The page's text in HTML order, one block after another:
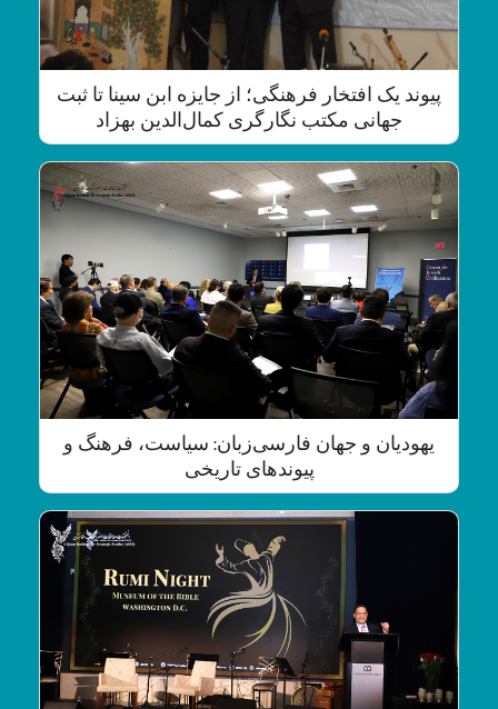
پیوند یک افتخار فرهنگی؛ از جایزه ابن سینا تا ثبت
جهانی مکتب نگارگری کمال‌الدین بهزاد
یهودیان و جهان فارسی‌زبان: سیاست، فرهنگ و
پیوندهای تاریخی